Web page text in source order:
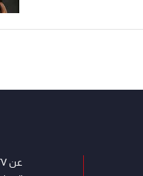
عن MTV